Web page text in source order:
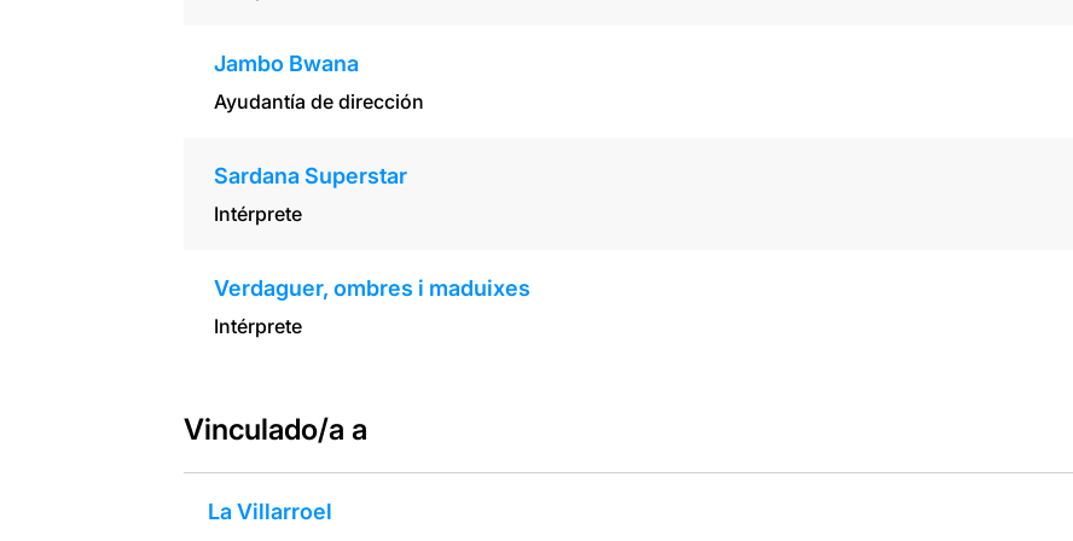
Jambo Bwana
Ayudantía de dirección
Sardana Superstar
Intérprete
Verdaguer, ombres i maduixes
Intérprete
Vinculado/a a
La Villarroel